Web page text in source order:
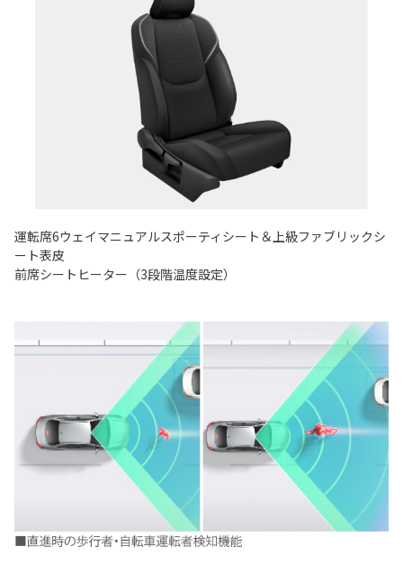
運転席6ウェイマニュアルスポーティシート＆上級ファブリックシ
ート表皮
前席シートヒーター（3段階温度設定）